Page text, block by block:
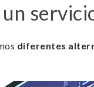
diferentes